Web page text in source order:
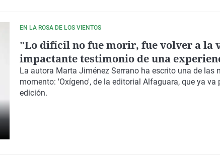
EN LA ROSA DE LOS VIENTOS
"Lo difícil no fue morir, fue volver a la
impactante testimonio de una
a la muerte
La autora Marta Jiménez Serrano ha escrito una de las
momento: 'Oxígeno', de la editorial Alfaguara, que ya va
edición.